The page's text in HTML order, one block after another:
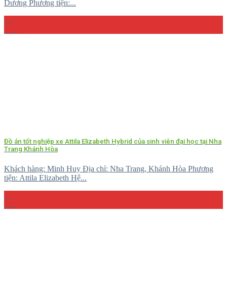
Dương Phương tiện:...
Đồ án tốt nghiệp xe Attila Elizabeth Hybrid của sinh viên đại học tại Nha
Trang Khánh Hòa
Khách hàng: Minh Huy Địa chỉ: Nha Trang, Khánh Hòa Phương
tiện: Attila Elizabeth Hệ...